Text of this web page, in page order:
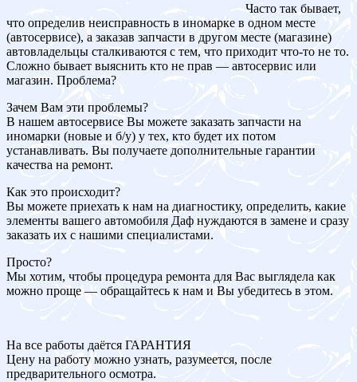
Часто так бывает,
что определив неисправность в иномарке в одном месте
(автосервисе), а заказав запчасти в другом месте (магазине)
автовладельцы сталкиваются с тем, что приходит что-то не то.
Сложно бывает выяснить кто не прав — автосервис или
магазин. Проблема?
Зачем Вам эти проблемы?
В нашем автосервисе Вы можете заказать запчасти на
иномарки (новые и б/у) у тех, кто будет их потом
устанавливать. Вы получаете дополнительные гарантии
качества на ремонт.
Как это происходит?
Вы можете приехать к нам на диагностику, определить, какие
элементы вашего автомобиля Даф нуждаются в замене и сразу
заказать их с нашими специалистами.
Просто?
Мы хотим, чтобы процедура ремонта для Вас выглядела как
можно проще — обращайтесь к нам и Вы убедитесь в этом.
На все работы даётся ГАРАНТИЯ
Цену на работу можно узнать, разумеется, после
предварительного осмотра.